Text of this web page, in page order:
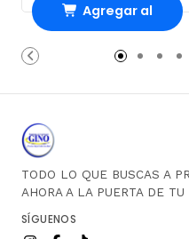
Agregar al
Carro
TODO LO QUE BUSCAS A
AHORA A LA PUERTA DE TU
SÍGUENOS